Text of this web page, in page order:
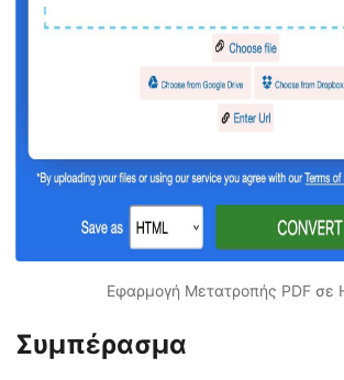
Εφαρμογή Μετατροπής PDF σε
Συμπέρασμα